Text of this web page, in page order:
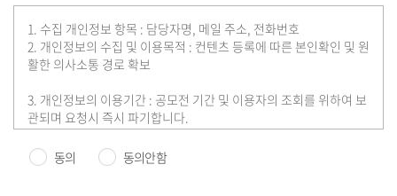
1. 수집 개인정보 항목 : 담당자명, 메일 주소, 전화번호
2. 개인정보의 수집 및 이용목적 : 컨텐츠 등록에 따른 본인확인 및 원
활한 의사소통 경로 확보
3. 개인정보의 이용기간 : 공모전 기간 및 이용자의 조회를 위하여 보
관되며 요청시 즉시 파기합니다.
※ 공모전, 대외활동, 이벤트 등 등록은 무료이며 관리자 검수, 수정,
승인 후 등록됩니다.(내부 규정에 따라 등록되지 않을 수 있습니다.)
동의 동의안함